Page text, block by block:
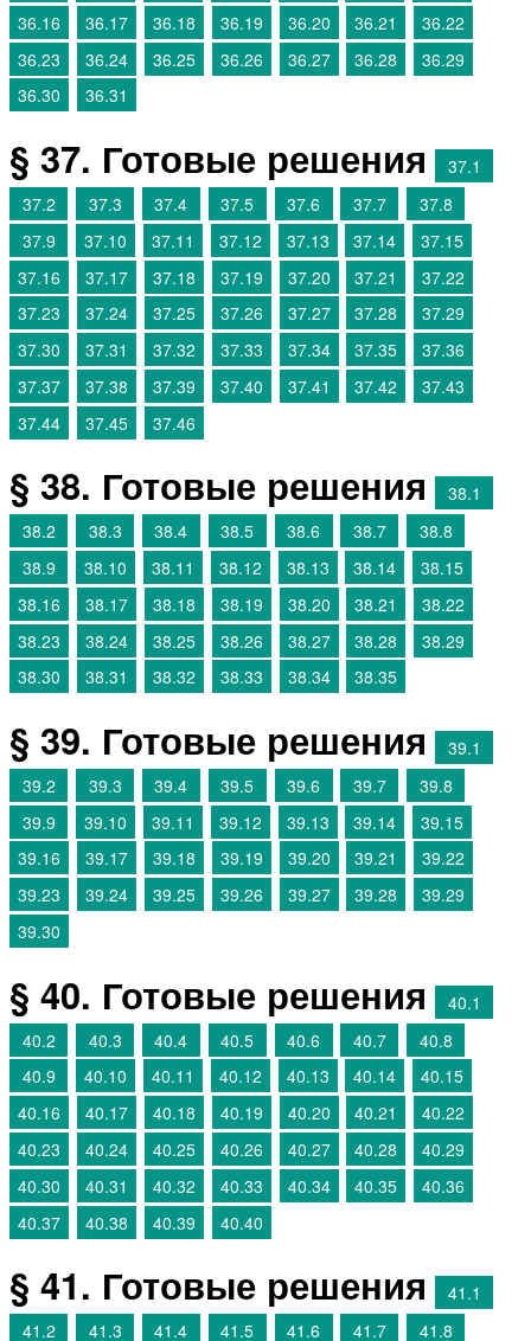
36.16
36.17 36.18 36.19 36.20 36.21
36.22
36.23
36.24 36.25 36.26 36.27 36.28
36.29
36.30
36.31
§ 37. Готовые решения
37.1
37.2
37.3 37.4 37.5 37.6 37.7
37.8
37.9
37.10 37.11 37.12 37.13 37.14
37.15
37.16
37.17 37.18 37.19 37.20 37.21
37.22
37.23
37.24 37.25 37.26 37.27 37.28
37.29
37.30
37.31 37.32 37.33 37.34 37.35
37.36
37.37
37.38 37.39 37.40 37.41 37.42
37.43
37.44
37.45 37.46
§ 38. Готовые решения
38.1
38.2
38.3 38.4 38.5 38.6 38.7
38.8
38.9
38.10 38.11 38.12 38.13 38.14
38.15
38.16
38.17 38.18 38.19 38.20 38.21
38.22
38.23
38.24 38.25 38.26 38.27 38.28
38.29
38.30
38.31 38.32 38.33 38.34 38.35
§ 39. Готовые решения
39.1
39.2
39.3 39.4 39.5 39.6 39.7
39.8
39.9
39.10 39.11 39.12 39.13 39.14
39.15
39.16
39.17 39.18 39.19 39.20 39.21
39.22
39.23
39.24 39.25 39.26 39.27 39.28
39.29
39.30
§ 40. Готовые решения
40.1
40.2
40.3 40.4 40.5 40.6 40.7
40.8
40.9
40.10 40.11 40.12 40.13 40.14
40.15
40.16
40.17 40.18 40.19 40.20 40.21
40.22
40.23
40.24 40.25 40.26 40.27 40.28
40.29
40.30
40.31 40.32 40.33 40.34 40.35
40.36
40.37
40.38 40.39 40.40
§ 41. Готовые решения
41.1
41.2
41.3 41.4 41.5 41.6 41.7
41.8